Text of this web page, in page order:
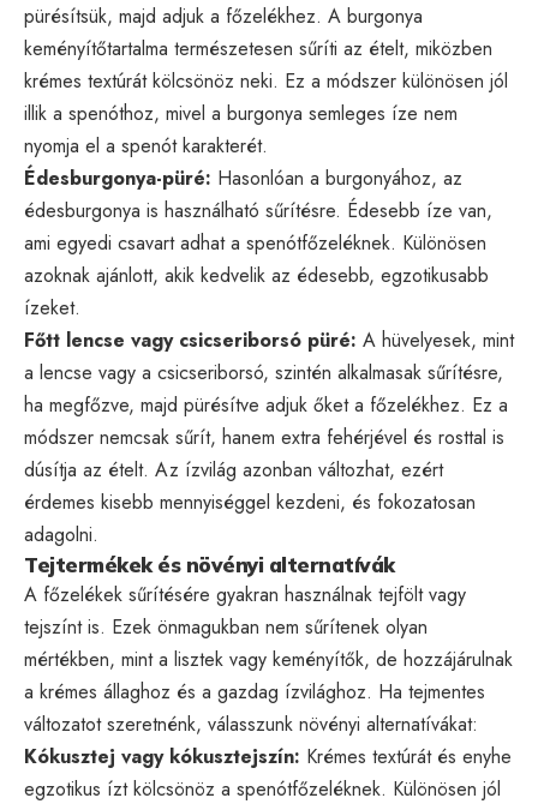
pürésítsük, majd adjuk a főzelékhez. A burgonya
keményítőtartalma természetesen sűríti az ételt, miközben
krémes textúrát kölcsönöz neki. Ez a módszer különösen jól
illik a spenóthoz, mivel a burgonya semleges íze nem
nyomja el a spenót karakterét.
Édesburgonya-püré: Hasonlóan a burgonyához, az
édesburgonya is használható sűrítésre. Édesebb íze van,
ami egyedi csavart adhat a spenótfőzeléknek. Különösen
azoknak ajánlott, akik kedvelik az édesebb, egzotikusabb
ízeket.
Főtt lencse vagy csicseriborsó püré: A hüvelyesek, mint
a lencse vagy a csicseriborsó, szintén alkalmasak sűrítésre,
ha megfőzve, majd pürésítve adjuk őket a főzelékhez. Ez a
módszer nemcsak sűrít, hanem extra fehérjével és rosttal is
dúsítja az ételt. Az ízvilág azonban változhat, ezért
érdemes kisebb mennyiséggel kezdeni, és fokozatosan
adagolni.
Tejtermékek és növényi alternatívák
A főzelékek sűrítésére gyakran használnak tejfölt vagy
tejszínt is. Ezek önmagukban nem sűrítenek olyan
mértékben, mint a lisztek vagy keményítők, de hozzájárulnak
a krémes állaghoz és a gazdag ízvilághoz. Ha tejmentes
változatot szeretnénk, válasszunk növényi alternatívákat:
Kókusztej vagy kókusztejszín: Krémes textúrát és enyhe
egzotikus ízt kölcsönöz a spenótfőzeléknek. Különösen jól